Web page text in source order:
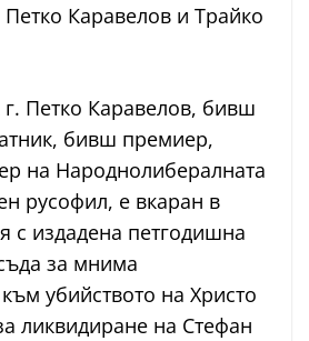
Каравелов и Трайко
Петко Каравелов, бивш
бивш премиер,
на Народнолибералната
русофил, е вкаран в
с издадена петгодишна
за мнима
убийството на Христо
ликвидиране на Стефан